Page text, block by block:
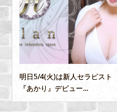
明日5/4(火)は新人セラピスト
『あかり』デビュー...